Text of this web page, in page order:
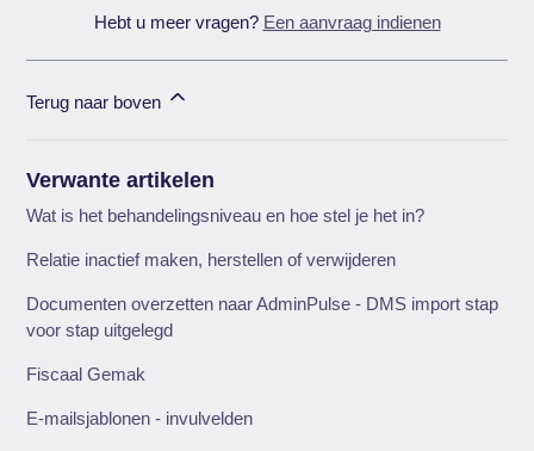
Hebt u meer vragen? Een aanvraag indienen
Terug naar boven
Verwante artikelen
Wat is het behandelingsniveau en hoe stel je het in?
Relatie inactief maken, herstellen of verwijderen
Documenten overzetten naar AdminPulse - DMS import stap
voor stap uitgelegd
Fiscaal Gemak
E-mailsjablonen - invulvelden